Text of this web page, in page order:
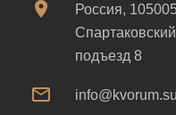
Россия,
подъезд 8
info@kvorum.su